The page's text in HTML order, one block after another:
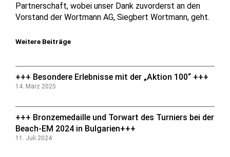
Weitere Beiträge
+++ Besondere Erlebnisse mit der „Aktion 100“ +++
14. März 2025
+++ Bronzemedaille und Torwart des Turniers bei der
Beach-EM 2024 in Bulgarien+++
11. Juli 2024
Partnerschaft, wobei unser Dank zuvorderst an den
Vorstand der Wortmann AG, Siegbert Wortmann, geht.